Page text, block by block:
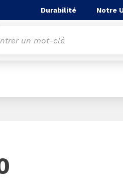
la rechercheDurabilité Notre